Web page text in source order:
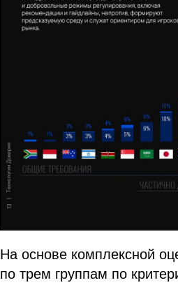
На основе комплексной
по трем группам по